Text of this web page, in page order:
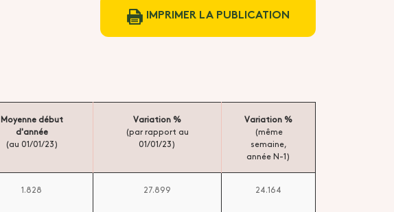
IMPRIMER LA PUBLICATION
Moyenne début
d'année
(au 01/01/23)
Variation %
(par rapport au
01/01/23)
Variation %
(même
semaine,
année N-1)
1.828 27.899 24.164